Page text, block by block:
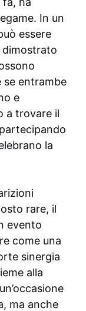
In un
essere
dimostrato
se entrambe
e
a trovare il
la
rare, il
evento
come una
sinergia
alla
ma anche